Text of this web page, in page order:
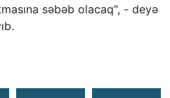
səbəb olacaq", - deyə